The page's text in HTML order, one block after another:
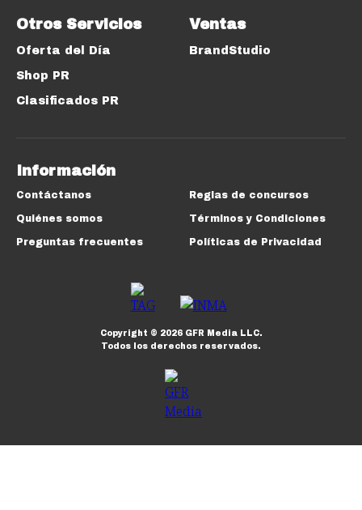
Otros Servicios
Oferta del Día
Shop PR
Clasificados PR
Ventas
BrandStudio
Información
Contáctanos
Quiénes somos
Preguntas frecuentes
Reglas de concursos
Términos y Condiciones
Políticas de Privacidad
Copyright © 2026GFR Media LLC.
Todos los derechos reservados.